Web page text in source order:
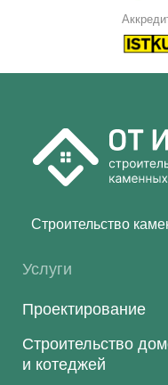
Строительство
Услуги
Проектирование
Строительство
и котеджей